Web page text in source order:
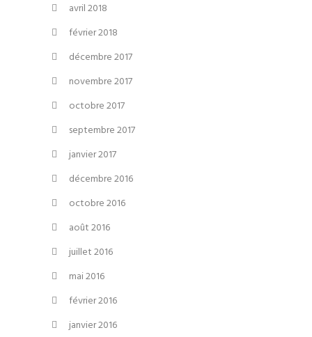
avril 2018
février 2018
décembre 2017
novembre 2017
octobre 2017
septembre 2017
janvier 2017
décembre 2016
octobre 2016
août 2016
juillet 2016
mai 2016
février 2016
janvier 2016